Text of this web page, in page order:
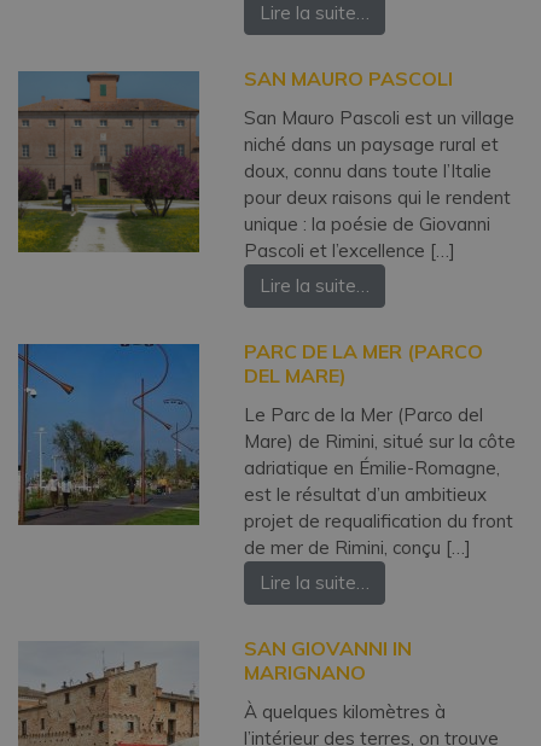
Lire la suite…
SAN MAURO PASCOLI
San Mauro Pascoli est un village
niché dans un paysage rural et
doux, connu dans toute l’Italie
pour deux raisons qui le rendent
unique : la poésie de Giovanni
Pascoli et l’excellence […]
Lire la suite…
PARC DE LA MER (PARCO
DEL MARE)
Le Parc de la Mer (Parco del
Mare) de Rimini, situé sur la côte
adriatique en Émilie-Romagne,
est le résultat d’un ambitieux
projet de requalification du front
de mer de Rimini, conçu […]
Lire la suite…
SAN GIOVANNI IN
MARIGNANO
À quelques kilomètres à
l’intérieur des terres, on trouve